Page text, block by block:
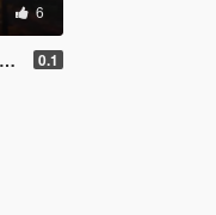
6
0.1